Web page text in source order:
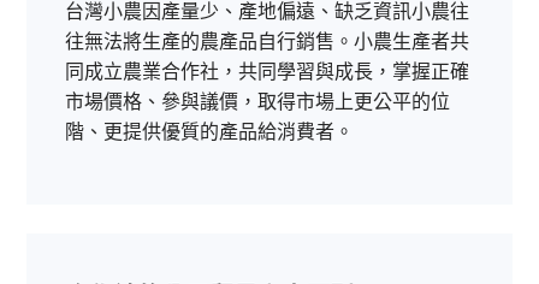
台灣小農因產量少、產地偏遠、缺乏資訊小農往
往無法將生產的農產品自行銷售。小農生產者共
同成立農業合作社，共同學習與成長，掌握正確
市場價格、參與議價，取得市場上更公平的位
階、更提供優質的產品給消費者。